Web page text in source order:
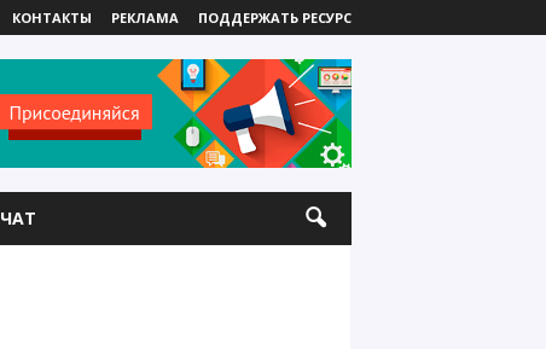
КОНТАКТЫ РЕКЛАМА ПОДДЕРЖАТЬ РЕСУРС
ЧАТ